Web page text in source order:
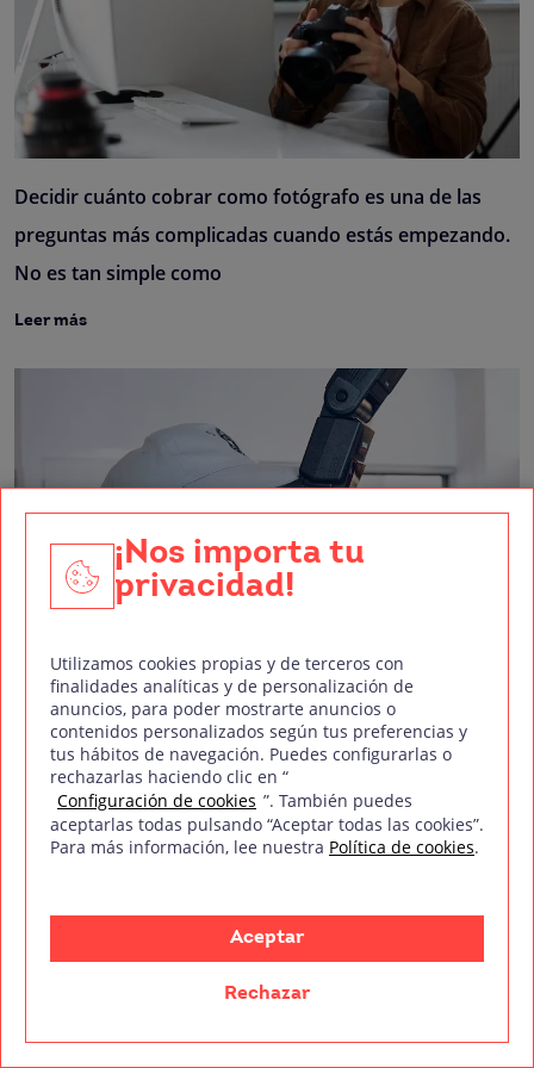
Decidir cuánto cobrar como fotógrafo es una de las
preguntas más complicadas cuando estás empezando.
No es tan simple como
Leer más
¿Quieres dedicarte al mundo de la fotografía? Entonces
te interesará saber cuánto gana un fotógrafo y qué
puedes hacer para
¡Nos importa tu
privacidad!
Utilizamos cookies propias y de terceros con
finalidades analíticas y de personalización de
anuncios, para poder mostrarte anuncios o
contenidos personalizados según tus preferencias y
tus hábitos de navegación. Puedes configurarlas o
rechazarlas haciendo clic en “
Configuración de cookies ”. También puedes
aceptarlas todas pulsando “Aceptar todas las cookies”.
Para más información, lee nuestra Política de cookies.
Aceptar
Rechazar